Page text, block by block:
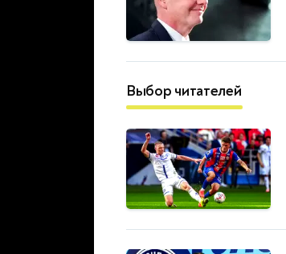
Выбор читателей